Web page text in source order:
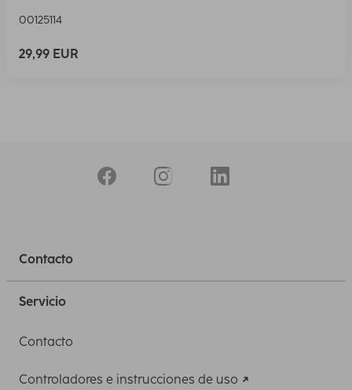
00125114
29,99 EUR
Contacto
Servicio
Contacto
Controladores e instrucciones de uso